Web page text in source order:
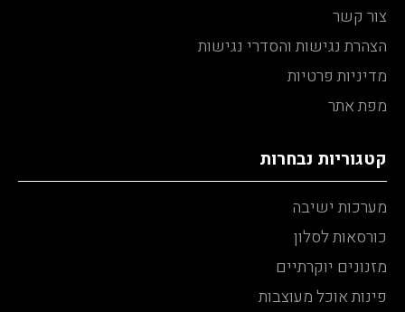
צור קשר
הצהרת נגישות והסדרי נגישות
מדיניות פרטיות
מפת אתר
קטגוריות נבחרות
מערכות ישיבה
כורסאות לסלון
מזנונים יוקרתיים
פינות אוכל מעוצבות